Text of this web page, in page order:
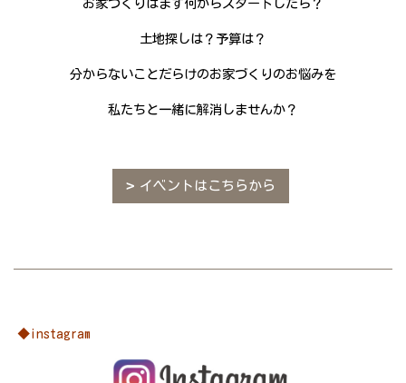
お家づくりはまず何からスタートしたら？
土地探しは？予算は？
分からないことだらけのお家づくりのお悩みを
私たちと一緒に解消しませんか？
イベントはこちらから
◆instagram